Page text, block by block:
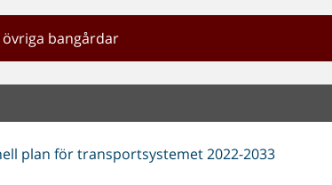
övriga bangårdar
plan för transportsystemet 2022-2033